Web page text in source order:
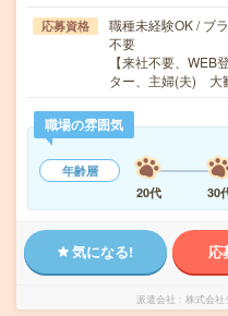
応募資格
職種未経験OK / ブ
不要
【来社不要、WEB
ター、主婦(夫) 大
職場の雰囲気
年齢層
20代
30
気になる! 応
派遣会社 株式会